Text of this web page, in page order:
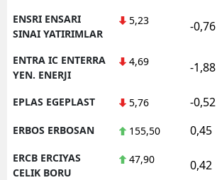
ENSRI ENSARI
SINAI YATIRIMLAR
5,23 -0,76
ENTRA IC ENTERRA
YEN. ENERJI
4,69 -1,88
EPLAS EGEPLAST 5,76 -0,52
ERBOS ERBOSAN 155,50 0,45
ERCB ERCIYAS
CELIK BORU
47,90 0,42